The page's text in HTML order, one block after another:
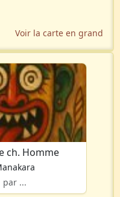
Voir la carte en grand
ch. Homme
par ...